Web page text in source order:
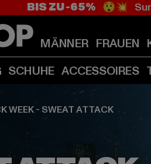
BIS ZU -65% 😲💥
MÄNNER FRAUEN
SCHUHE ACCESSOIRES
WEEK - SWEAT ATTACK